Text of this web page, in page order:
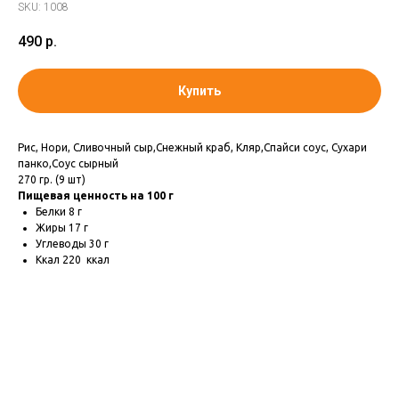
SKU: 1008
490 р.
Купить
Рис, Нори, Сливочный сыр,Снежный краб, Кляр,Спайси соус, Сухари
панко,Соус сырный
270 гр. (9 шт)
Пищевая ценность на 100 г
Белки 8 г
Жиры 17 г
Углеводы 30 г
Ккал 220 ккал